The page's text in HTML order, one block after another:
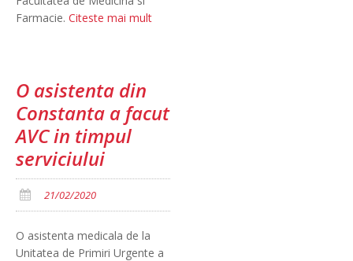
Farmacie. Citeste mai mult
O asistenta din
Constanta a facut
AVC in timpul
serviciului
21/02/2020
O asistenta medicala de la
Unitatea de Primiri Urgente a